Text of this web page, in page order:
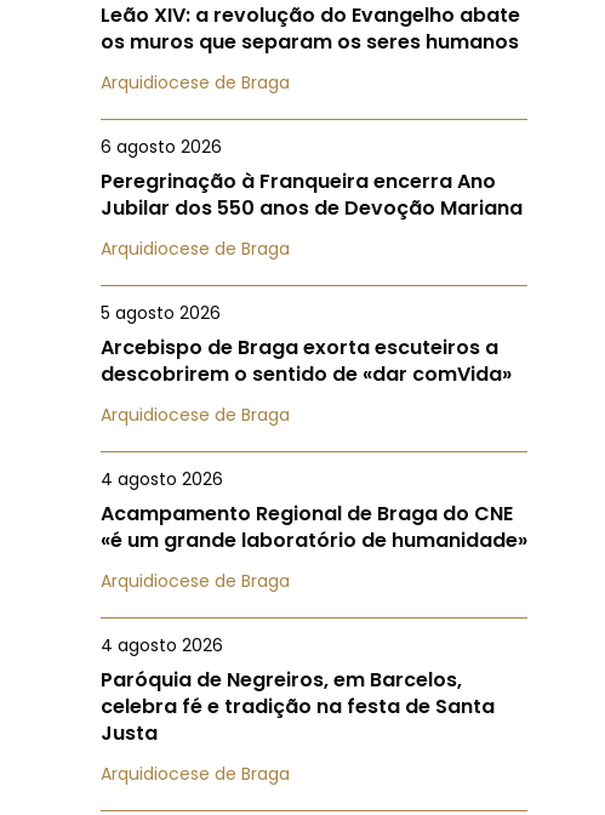
Leão XIV: a revolução do Evangelho abate
os muros que separam os seres humanos
Arquidiocese de Braga
6 agosto 2026
Peregrinação à Franqueira encerra Ano
Jubilar dos 550 anos de Devoção Mariana
Arquidiocese de Braga
5 agosto 2026
Arcebispo de Braga exorta escuteiros a
descobrirem o sentido de «dar comVida»
Arquidiocese de Braga
4 agosto 2026
Acampamento Regional de Braga do CNE
«é um grande laboratório de humanidade»
Arquidiocese de Braga
4 agosto 2026
Paróquia de Negreiros, em Barcelos,
celebra fé e tradição na festa de Santa
Justa
Arquidiocese de Braga